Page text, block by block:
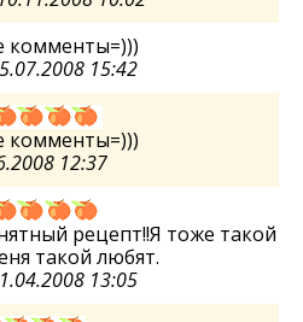
комменты=)))
15:42
комменты=)))
12:37
рецепт!!Я тоже такой
такой любят.
13:05